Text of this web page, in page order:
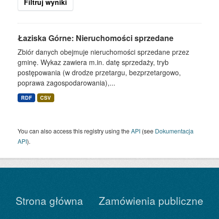
Filtruj wyniki
Łaziska Górne: Nieruchomości sprzedane
Zbiór danych obejmuje nieruchomości sprzedane przez
gminę. Wykaz zawiera m.in. datę sprzedaży, tryb
postępowania (w drodze przetargu, bezprzetargowo,
poprawa zagospodarowania),...
RDF CSV
You can also access this registry using theAPI (see Dokumentacja
API).
Strona główna
Zamówienia publiczne